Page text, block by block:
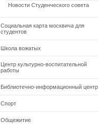
Новости Студенческого совета
Социальная карта москвича для
студентов
Школа вожатых
Центр культурно-воспитательной
работы
Библиотечно-информационный центр
Спорт
Общежитие